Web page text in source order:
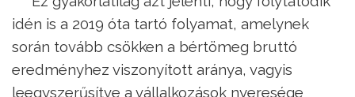
idén is a 2019 óta tartó folyamat, amelynek
során tovább csökken a bértömeg bruttó
eredményhez viszonyított aránya, vagyis
leegyszerűsítve a vállalkozások nyeresége